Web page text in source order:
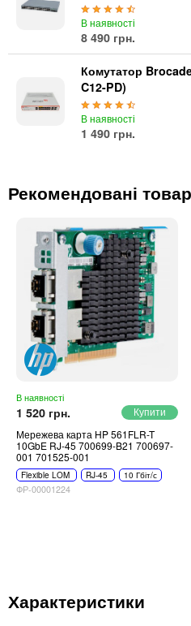
В наявності
8 490 грн.
Комутатор
C12-PD)
В наявності
1 490 грн.
Рекомендовані
В наявності
1 520 грн.
Мережева карта HP 561FLR-T
10GbE RJ-45 700699-B21 700697-
001 701525-001
Flexible LOM RJ-45 10 Гбіт/с
ФР-00001224
Характеристики